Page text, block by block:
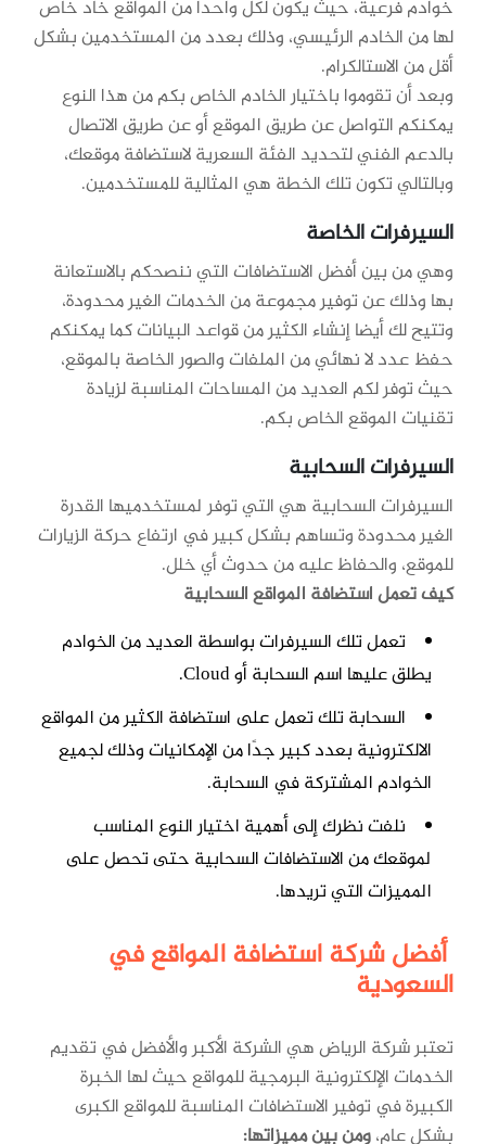
خوادم فرعية، حيث يكون لكل واحدًا من المواقع خاد خاص
لها من الخادم الرئيسي، وذلك بعدد من المستخدمين بشكل
أقل من الاستالكرام.
وبعد أن تقوموا باختيار الخادم الخاص بكم من هذا النوع
يمكنكم التواصل عن طريق الموقع أو عن طريق الاتصال
بالدعم الفني لتحديد الفئة السعرية لاستضافة موقعك،
وبالتالي تكون تلك الخطة هي المثالية للمستخدمين.
السيرفرات الخاصة
وهي من بين أفضل الاستضافات التي ننصحكم بالاستعانة
بها وذلك عن توفير مجموعة من الخدمات الغير محدودة،
وتتيح لك أيضا إنشاء الكثير من قواعد البيانات كما يمكنكم
حفظ عدد لا نهائي من الملفات والصور الخاصة بالموقع،
حيث توفر لكم العديد من المساحات المناسبة لزيادة
تقنيات الموقع الخاص بكم.
السيرفرات السحابية
السيرفرات السحابية هي التي توفر لمستخدميها القدرة
الغير محدودة وتساهم بشكل كبير في ارتفاع حركة الزيارات
للموقع، والحفاظ عليه من حدوث أي خلل.
كيف تعمل استضافة المواقع السحابية
تعمل تلك السيرفرات بواسطة العديد من الخوادم
يطلق عليها اسم السحابة أو Cloud.
السحابة تلك تعمل على استضافة الكثير من المواقع
الالكترونية بعدد كبير جدًا من الإمكانيات وذلك لجميع
الخوادم المشتركة في السحابة.
نلفت نظرك إلى أهمية اختيار النوع المناسب
لموقعك من الاستضافات السحابية حتى تحصل على
المميزات التي تريدها.
أفضل شركة استضافة المواقع في
السعودية
تعتبر شركة الرياض هي الشركة الأكبر والأفضل في تقديم
الخدمات الإلكترونية البرمجية للمواقع حيث لها الخبرة
الكبيرة في توفير الاستضافات المناسبة للمواقع الكبرى
بشكل عام،ومن بين مميزاتها: